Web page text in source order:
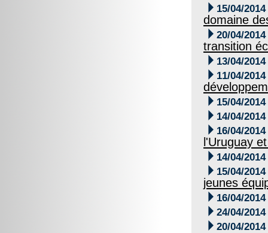
 15/04/2014
domaine
 20/04/2014
transition
 13/04/2014
 11/04/2014
 15/04/2014
 14/04/2014
 16/04/2014
l'Uruguay
 14/04/2014
 15/04/2014
jeunes
 16/04/2014
 24/04/2014
 20/04/2014